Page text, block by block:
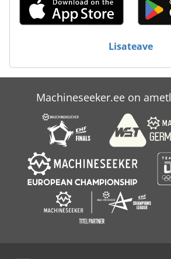
Tormach
Vurr
Wiesheu
Õlletehas
Lisateave
Machineseeker.ee on